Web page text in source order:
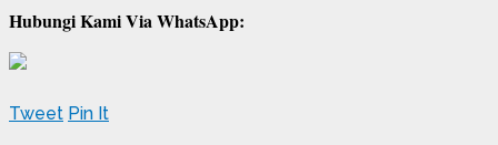
Hubungi Kami Via WhatsApp:
Tweet Pin It